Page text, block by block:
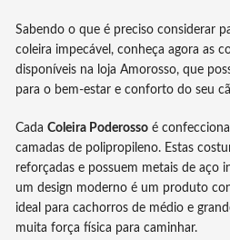
Sabendo o que é preciso considerar
coleira impecável, conheça agora as
disponíveis na loja Amorosso, que
para o bem-estar e conforto do seu
CadaColeira Poderosso é
camadas de polipropileno. Estas
reforçadas e possuem metais de aço
um design moderno é um produto
ideal para cachorros de médio e
muita força física para caminhar.